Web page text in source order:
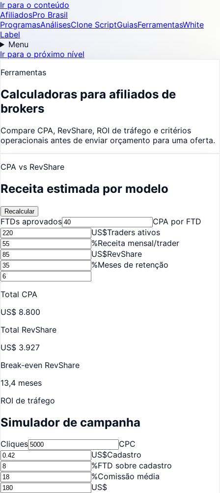
Ir para o conteúdo
AfiliadosPro Brasil
ProgramasAnálisesClone ScriptGuiasFerramentasWhite
Label
Menu
Ir para o próximo nível
Ferramentas
Calculadoras para afiliados de
brokers
Compare CPA, RevShare, ROI de tráfego e critérios
operacionais antes de enviar orçamento para uma oferta.
CPA vs RevShare
Receita estimada por modelo
Recalcular
FTDs aprovados
CPA por FTD
US$Traders ativos
%Receita mensal/trader
US$RevShare
%Meses de retenção
Total CPA
US$ 8.800
Total RevShare
US$ 3.927
Break-even RevShare
13,4 meses
ROI de tráfego
Simulador de campanha
Cliques
CPC
US$Cadastro
%FTD sobre cadastro
%Comissão média
US$